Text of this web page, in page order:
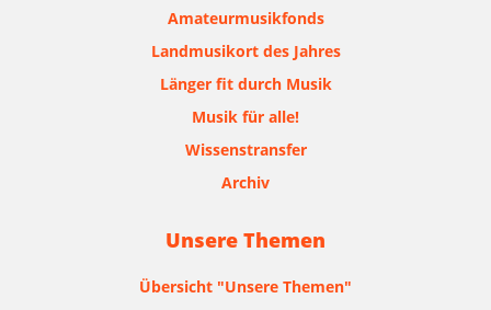
Amateurmusikfonds
Landmusikort des Jahres
Länger fit durch Musik
Musik für alle!
Wissenstransfer
Archiv
Unsere Themen
Übersicht "Unsere Themen"